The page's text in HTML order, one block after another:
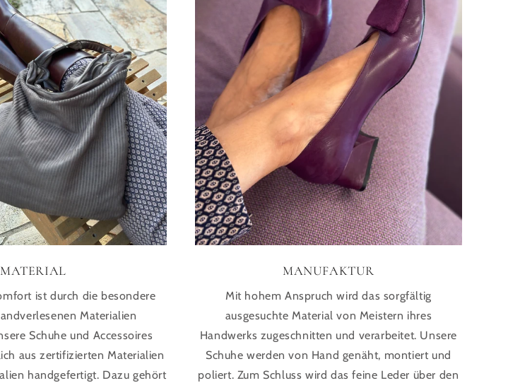
MATERIAL
ist durch die besondere
Materialien
Schuhe und Accessoires
aus zertifizierten Materialien
handgefertigt. Dazu gehört
MANUFAKTUR
Mit hohem Anspruch wird das sorgfältig
ausgesuchte Material von Meistern ihres
Handwerks zugeschnitten und verarbeitet. Unsere
Schuhe werden von Hand genäht, montiert und
poliert. Zum Schluss wird das feine Leder über den